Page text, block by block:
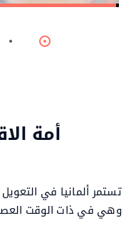
أمة
تستمر ألمانيا في
وهي في ذات الوقت